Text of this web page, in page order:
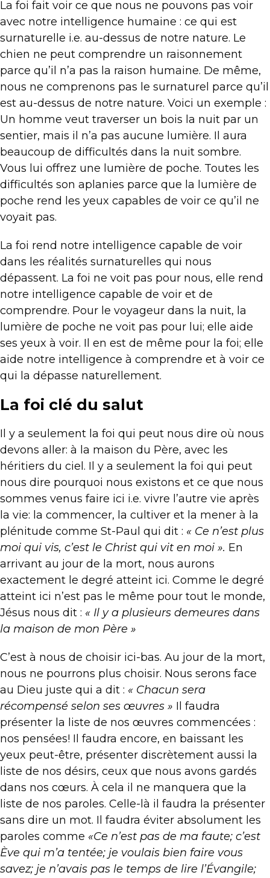
La foi fait voir ce que nous ne pouvons pas voir
avec notre intelligence humaine : ce qui est
surnaturelle i.e. au-dessus de notre nature. Le
chien ne peut comprendre un raisonnement
parce qu’il n’a pas la raison humaine. De même,
nous ne comprenons pas le surnaturel parce qu’il
est au-dessus de notre nature. Voici un exemple :
Un homme veut traverser un bois la nuit par un
sentier, mais il n’a pas aucune lumière. Il aura
beaucoup de difficultés dans la nuit sombre.
Vous lui offrez une lumière de poche. Toutes les
difficultés son aplanies parce que la lumière de
poche rend les yeux capables de voir ce qu’il ne
voyait pas.
La foi rend notre intelligence capable de voir
dans les réalités surnaturelles qui nous
dépassent. La foi ne voit pas pour nous, elle rend
notre intelligence capable de voir et de
comprendre. Pour le voyageur dans la nuit, la
lumière de poche ne voit pas pour lui; elle aide
ses yeux à voir. Il en est de même pour la foi; elle
aide notre intelligence à comprendre et à voir ce
qui la dépasse naturellement.
La foi clé du salut
Il y a seulement la foi qui peut nous dire où nous
devons aller: à la maison du Père, avec les
héritiers du ciel. Il y a seulement la foi qui peut
nous dire pourquoi nous existons et ce que nous
sommes venus faire ici i.e. vivre l’autre vie après
la vie: la commencer, la cultiver et la mener à la
plénitude comme St-Paul qui dit : « Ce n’est plus
moi qui vis, c’est le Christ qui vit en moi ». En
arrivant au jour de la mort, nous aurons
exactement le degré atteint ici. Comme le degré
atteint ici n’est pas le même pour tout le monde,
Jésus nous dit : « Il y a plusieurs demeures dans
la maison de mon Père »
C’est à nous de choisir ici-bas. Au jour de la mort,
nous ne pourrons plus choisir. Nous serons face
au Dieu juste qui a dit : « Chacun sera
récompensé selon ses œuvres » Il faudra
présenter la liste de nos œuvres commencées :
nos pensées! Il faudra encore, en baissant les
yeux peut-être, présenter discrètement aussi la
liste de nos désirs, ceux que nous avons gardés
dans nos cœurs. À cela il ne manquera que la
liste de nos paroles. Celle-là il faudra la présenter
sans dire un mot. Il faudra éviter absolument les
paroles comme «Ce n’est pas de ma faute; c’est
Ève qui m’a tentée; je voulais bien faire vous
savez; je n’avais pas le temps de lire l’Évangile;